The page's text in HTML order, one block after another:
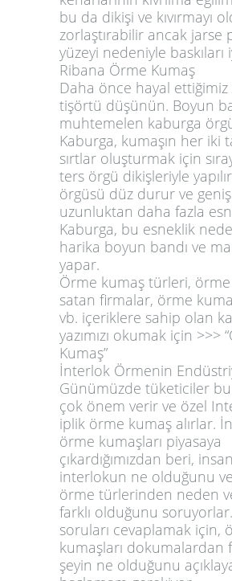
bu da dikişi ve kıvırmayı
zorlaştırabilir ancak jarse
yüzeyi nedeniyle baskıları
Ribana Örme Kumaş
Daha önce hayal ettiğimiz
tişörtü düşünün. Boyun
muhtemelen kaburga
Kaburga, kumaşın her iki
sırtlar oluşturmak için
ters örgü dikişleriyle
örgüsü düz durur ve
uzunluktan daha fazla
Kaburga, bu esneklik
harika boyun bandı ve
yapar.
Örme kumaş türleri,
satan firmalar, örme
vb. içeriklere sahip olan
yazımızı okumak için >>>
Kumaş”
İnterlok Örmenin
Günümüzde tüketiciler
çok önem verir ve özel
iplik örme kumaş alırlar.
örme kumaşları piyasaya
çıkardığımızdan beri,
interlokun ne olduğunu
örme türlerinden neden
farklı olduğunu
soruları cevaplamak için,
kumaşları dokumalardan
şeyin ne olduğunu